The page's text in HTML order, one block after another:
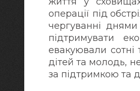
операції під
чергуванні
підтримувати
евакуювали сотні
дітей та молодь,
за підтримкою та